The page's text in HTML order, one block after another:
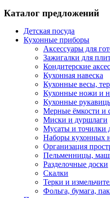
Каталог предложений
Детская посуда
Кухонные приборы
Аксессуары для
Зажигалки для
Кондитерские
Кухонная навеска
Кухонные весы,
Кухонные ножи и
Кухонные
Мерные ёмкости и
Миски и дуршлаги
Мусаты и точилки
Наборы кухонных
Организация
Пельменницы,
Разделочные доски
Скалки
Терки и
Фольга, бумага,